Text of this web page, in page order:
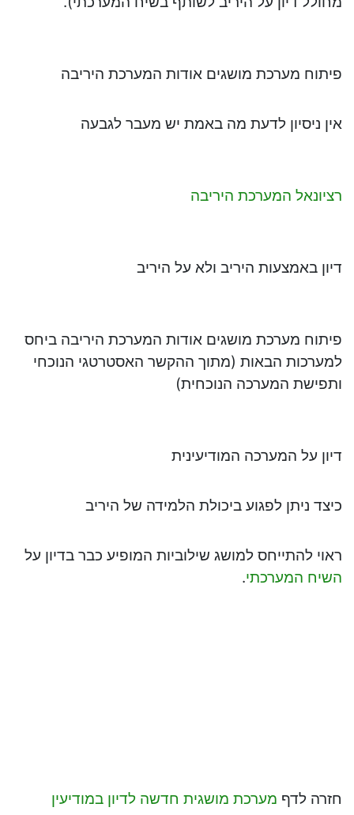
פיתוח מערכת מושגים אודות המערכת היריבה
אין ניסיון לדעת מה באמת יש מעבר לגבעה
רציונאל המערכת היריבה
דיון באמצעות היריב ולא על היריב
פיתוח מערכת מושגים אודות המערכת היריבה ביחס
למערכות הבאות (מתוך ההקשר האסטרטגי הנוכחי
ותפישת המערכה הנוכחית)
דיון על המערכה המודיעינית
כיצד ניתן לפגוע ביכולת הלמידה של היריב
ראוי להתייחס למושג שילוביות המופיע כבר בדיון על
השיח המערכתי.
חזרה לדף מערכת מושגית חדשה לדיון במודיעין